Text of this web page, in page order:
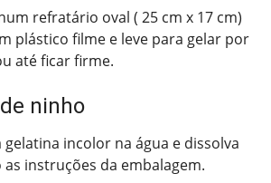
refratário oval ( 25 cm x 17 cm)
plástico filme e leve para gelar por
até ficar firme.
ninho
gelatina incolor na água e dissolva
as instruções da embalagem.